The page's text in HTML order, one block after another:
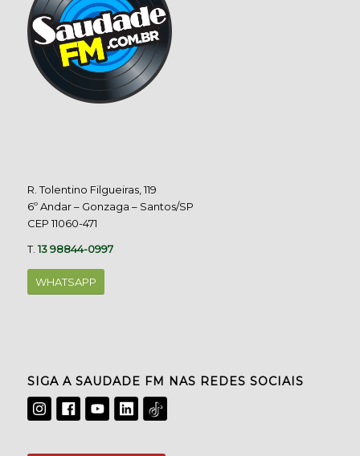
R. Tolentino Filgueiras, 119
6º Andar – Gonzaga – Santos/SP
CEP 11060-471
T.13 98844-0997
WHATSAPP
SIGA A SAUDADE FM NAS REDES SOCIAIS